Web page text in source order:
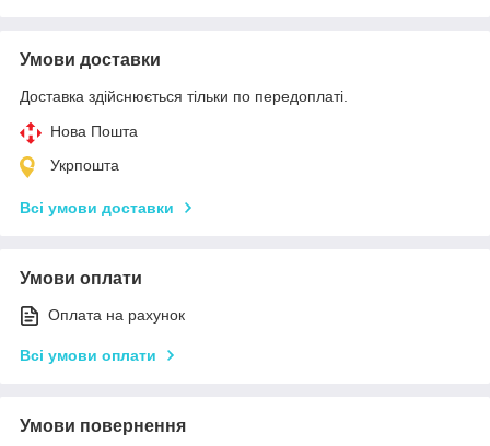
Умови доставки
Доставка здійснюється тільки по передоплаті.
Нова Пошта
Укрпошта
Всі умови доставки
Умови оплати
Оплата на рахунок
Всі умови оплати
Умови повернення